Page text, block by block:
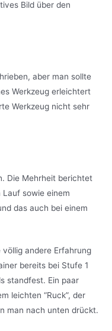
Bild über den
aber man sollte
Werkzeug erleichtert
Werkzeug nicht sehr
Die Mehrheit berichtet
Lauf sowie einem
das auch bei einem
völlig andere Erfahrung
bereits bei Stufe 1
standfest. Ein paar
leichten “Ruck”, der
man nach unten drückt.